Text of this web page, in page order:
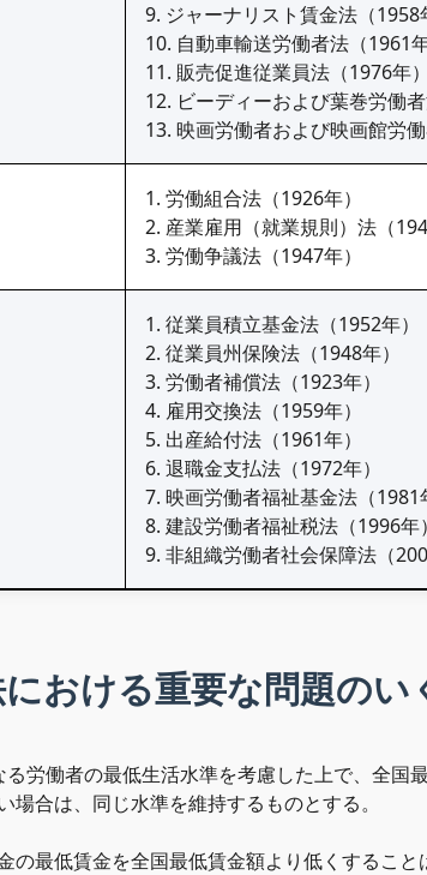
9. ジャーナリスト賃金法（1958
10. 自動車輸送労働者法（1961年
11. 販売促進従業員法（1976年）
12. ビーディーおよび葉巻労働者
13. 映画労働者および映画館労働
1. 労働組合法（1926年）
2. 産業雇用（就業規則）法（
3. 労働争議法（1947年）
1. 従業員積立基金法（1952年）
2. 従業員州保険法（1948年）
3. 労働者補償法（1923年）
4. 雇用交換法（1959年）
5. 出産給付法（1961年）
6. 退職金支払法（1972年）
7. 映画労働者福祉基金法（1981
8. 建設労働者福祉税法（1996年）
9. 非組織労働者社会保障法（
おける重要な問題のい
労働者の最低生活水準を考慮した上で、全国
合は、同じ水準を維持するものとする。
の最低賃金を全国最低賃金額より低くするこ